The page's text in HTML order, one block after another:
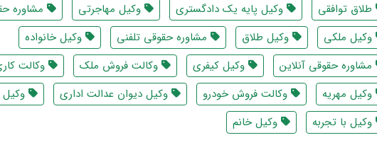
طلاق توافقی وکیل پایه یک دادگستری وکیل مهاجرتی
مشاوره
وکیل ملکی
وکیل طلاق مشاوره حقوقی تلفنی
وکیل خانواده
مشاوره حقوقی آنلاین
وکیل کیفری وکالت فروش ملک
وکالت
وکیل مهریه
وکالت فروش خودرو وکیل دیوان عدالت اداری
وکیل
وکیل با تجربه
وکیل خانم